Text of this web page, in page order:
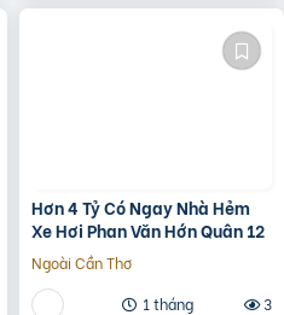
Hơn 4 Tỷ Có Ngay Nhà Hẻm
Xe Hơi Phan Văn Hớn Quân 12
Ngoài Cần Thơ
1 tháng
3